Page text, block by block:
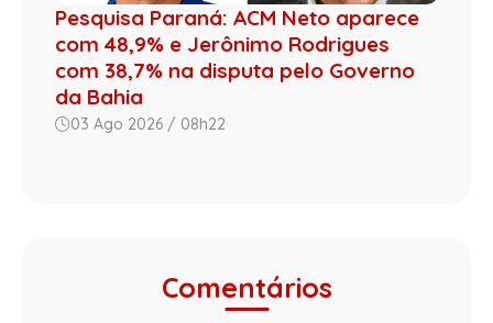
Pesquisa Paraná: ACM Neto aparece
com 48,9% e Jerônimo Rodrigues
com 38,7% na disputa pelo Governo
da Bahia
03 Ago 2026 / 08h22
Comentários